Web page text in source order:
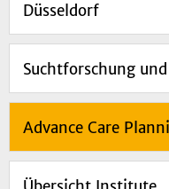
Düsseldorf
Suchtforschung
Advance Care